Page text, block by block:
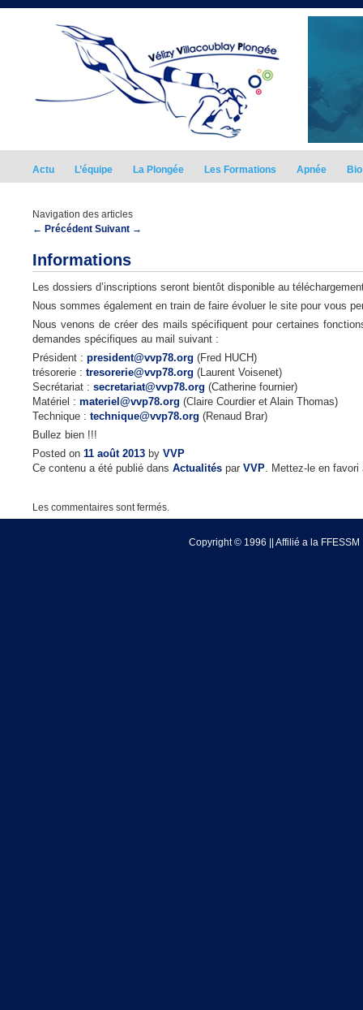
Actu L’équipe La Plongée Les Formations Apnée Bio
Navigation des articles
← Précédent Suivant →
Informations
Les dossiers d’inscriptions seront bientôt disponible au
Nous sommes également en train de faire évoluer le site pour vous
Nous venons de créer des mails spécifiquent pour certaines
demandes spécifiques au mail suivant :
Président : president@vvp78.org (Fred HUCH)
trésorerie : tresorerie@vvp78.org (Laurent Voisenet)
Secrétariat : secretariat@vvp78.org (Catherine fournier)
Matériel : materiel@vvp78.org (Claire Courdier et Alain Thomas)
Technique : technique@vvp78.org (Renaud Brar)
Bullez bien !!!
Posted on 11 août 2013 by VVP
Ce contenu a été publié dans Actualités par VVP. Mettez-le en
Les commentaires sont fermés.
Copyright © 1996 || Affilié a la